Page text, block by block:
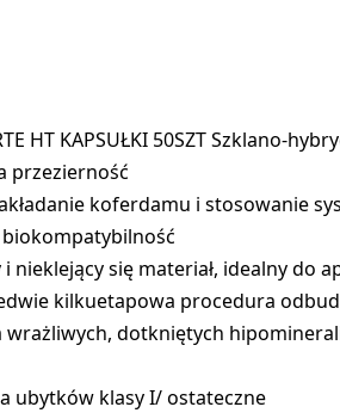
HT KAPSUŁKI 50SZT
przezierność
koferdamu i stosowanie
biokompatybilność
i nieklejący się materiał, idealny do
kilkuetapowa procedura
dotkniętych
ubytków klasy I/ ostateczne